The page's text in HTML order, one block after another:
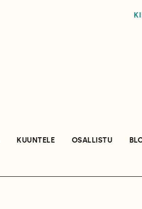
KUUNTELE OSALLISTU